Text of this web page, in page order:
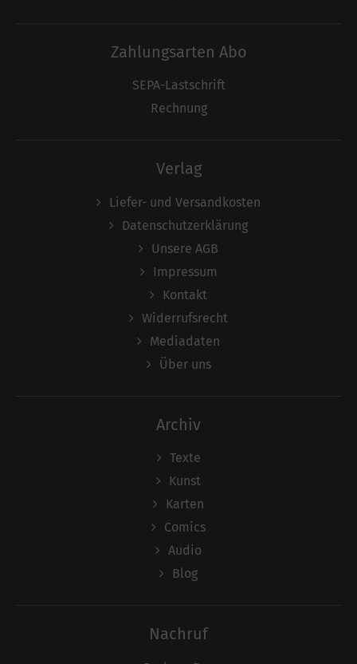
Zahlungsarten Abo
SEPA-Lastschrift
Rechnung
Verlag
Liefer- und Versandkosten
Datenschutzerklärung
Unsere AGB
Impressum
Kontakt
Widerrufsrecht
Mediadaten
Über uns
Archiv
Texte
Kunst
Karten
Comics
Audio
Blog
Nachruf